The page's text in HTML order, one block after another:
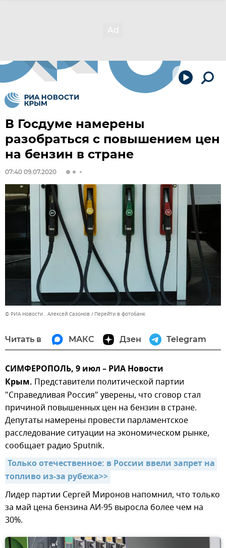
В Госдуме намерены
разобраться с повышением цен
на бензин в стране
07:40 09.07.2020
© РИА Новости . Алексей Сазонов Перейти в фотобанк
Читать в МАКС Дзен Telegram
СИМФЕРОПОЛЬ, 9 июл – РИА Новости
Крым. Представители политической партии
"Справедливая Россия" уверены, что сговор стал
причиной повышенных цен на бензин в стране.
Депутаты намерены провести парламентское
расследование ситуации на экономическом рынке,
сообщает радио Sputnik.
Только отечественное: в России ввели запрет на
топливо из-за рубежа>>
Лидер партии Сергей Миронов напомнил, что только
за май цена бензина АИ-95 выросла более чем на
30%.